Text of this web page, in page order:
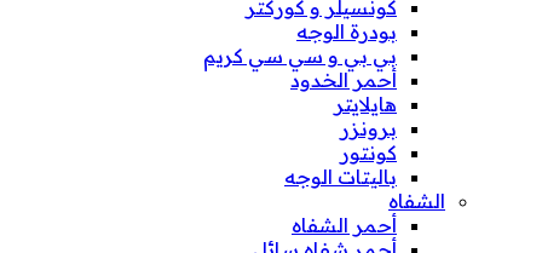
كونسيلر و كوركتر
بودرة الوجه
بي بي و سي سي كريم
أحمر الخدود
هايلايتر
برونزر
كونتور
باليتات الوجه
الشفاه
أحمر الشفاه